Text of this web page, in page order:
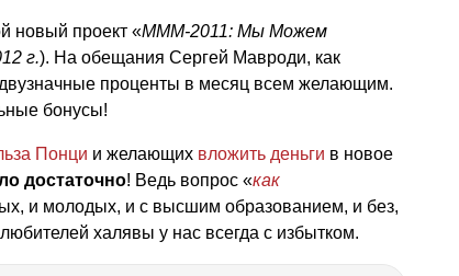
новый проект «МММ-2011: Мы Можем
г.). На обещания Сергей Мавроди, как
проценты в месяц всем желающим.
бонусы!
Понци и желающих вложить деньги в новое
достаточно! Ведь вопрос «как
и молодых, и с высшим образованием, и без,
халявы у нас всегда с избытком.